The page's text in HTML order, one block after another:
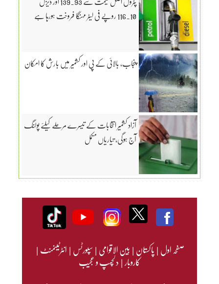
116.10 روپے فی لیٹر مہنگا فروخت ہورہا ہے
پنجاب، بالائی کے پی اور کشمیر میں بارش کا امکان
آزاد کشمیر انتخابات کے تیسرے مرحلے کیلئے پولنگ
آج ہوگی، تیاریاں مکمل
صفحہ اول|پاکستان|بین الاقوامی|سپورٹس|انٹرٹینمنٹ|
کاروبار|دلچسپ و عجیب